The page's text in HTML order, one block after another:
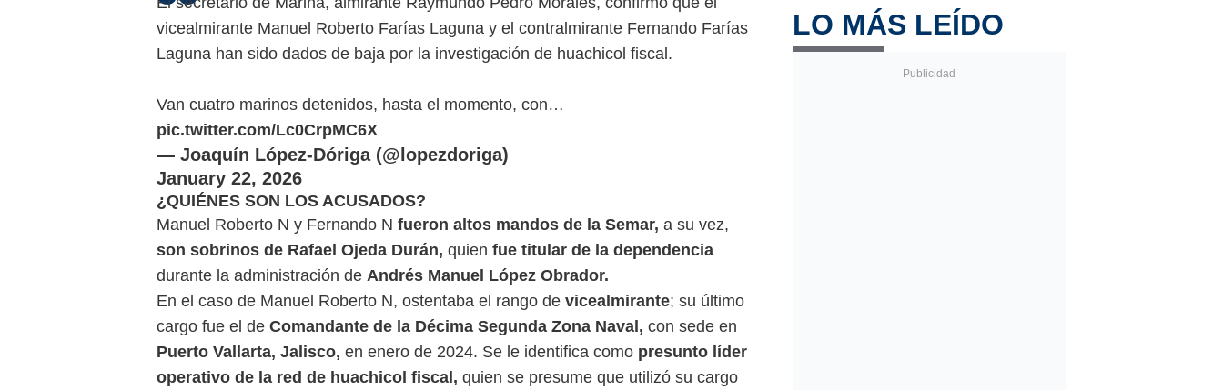
vicealmirante Manuel Roberto Farías Laguna y el contralmirante Fernando Farías
Laguna han sido dados de baja por la investigación de huachicol fiscal.
Van cuatro marinos detenidos, hasta el momento, con…
pic.twitter.com/Lc0CrpMC6X
— Joaquín López-Dóriga (@lopezdoriga)
January 22, 2026
¿QUIÉNES SON LOS ACUSADOS?
Manuel Roberto N y Fernando N fueron altos mandos de la Semar, a su vez,
son sobrinos de Rafael Ojeda Durán, quien fue titular de la dependencia
durante la administración de Andrés Manuel López Obrador.
En el caso de Manuel Roberto N, ostentaba el rango de vicealmirante; su último
cargo fue el de Comandante de la Décima Segunda Zona Naval, con sede en
Puerto Vallarta, Jalisco, en enero de 2024. Se le identifica como presunto líder
operativo de la red de huachicol fiscal, quien se presume que utilizó su cargo
LO MÁS LEÍDO